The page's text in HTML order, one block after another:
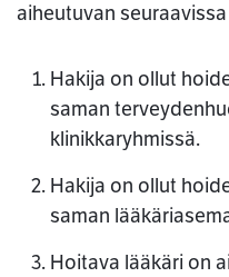
aiheutuvan
Hakija on ollut
saman
klinikkaryhmissä.
Hakija on ollut
saman
Hoitava lääkäri on